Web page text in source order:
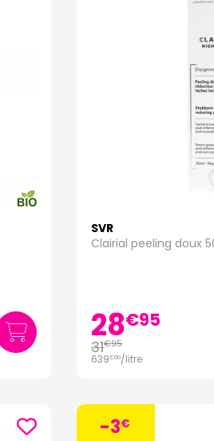
parapharmacie en ligne
nous sommes engagés à vous
SVR
Clairial peeling doux
28€95
31€95
639€00/litre
-3€